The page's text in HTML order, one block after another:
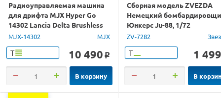
Радиоуправляемая машина
для дрифта MJX Hyper Go
14302 Lancia Delta Brushless
4WD 2.4G LED 1/14 RTR
MJX-14302 MJX
Т 10 490 o
В корзину
Сборная модель ZVEZDA
Немецкий
Юнкерс Ju-88, 1/72
ZV-7282
Т 1 499
В